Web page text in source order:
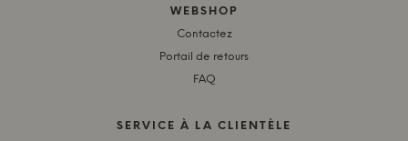
WEBSHOP
Contactez
Portail de retours
FAQ
SERVICE À LA CLIENTÈLE